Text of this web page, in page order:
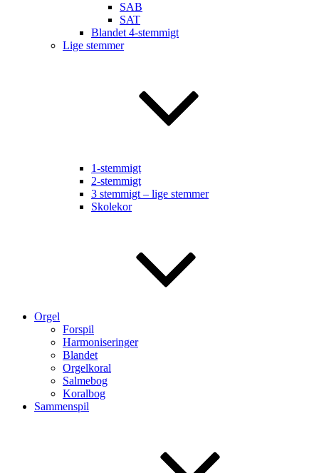
SAB
SAT
Blandet 4-stemmigt
Lige stemmer
1-stemmigt
2-stemmigt
3 stemmigt – lige stemmer
Skolekor
Orgel
Forspil
Harmoniseringer
Blandet
Orgelkoral
Salmebog
Koralbog
Sammenspil